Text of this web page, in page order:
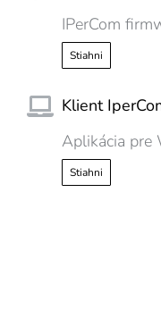
IPerCom
Stiahni
Klient
Aplikácia
Stiahni